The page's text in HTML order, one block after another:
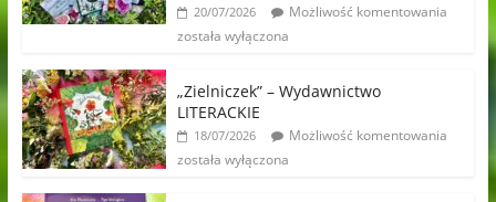
20/07/2026
Możliwość komentowania
została wyłączona
„Zielniczek” – Wydawnictwo
LITERACKIE
18/07/2026
Możliwość komentowania
została wyłączona